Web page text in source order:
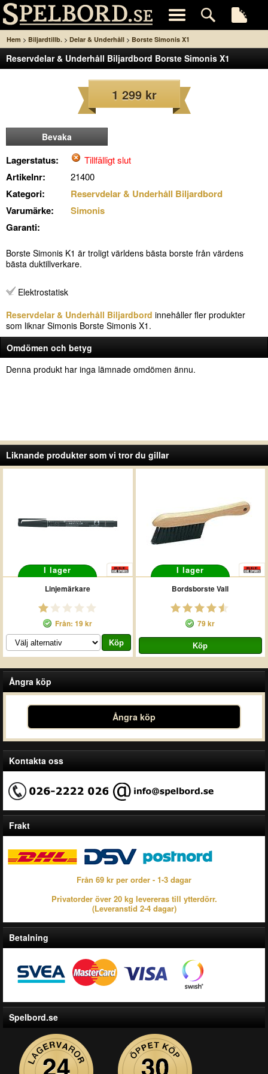
Hem > Biljardtillb. > Delar & Underhåll > Borste Simonis X1
Reservdelar & Underhåll Biljardbord Borste Simonis X1
1 299 kr
Bevaka
Lagerstatus: Tillfälligt slut
Artikelnr: 21400
Kategori:
Reservdelar & Underhåll Biljardbord
Varumärke:
Simonis
Garanti:
Borste Simonis K1 är troligt världens bästa borste från värdens
bästa duktillverkare.
Elektrostatisk
Reservdelar & Underhåll Biljardbord innehåller fler produkter
som liknar Simonis Borste Simonis X1.
Omdömen och betyg
Denna produkt har inga lämnade omdömen ännu.
Liknande produkter som vi tror du gillar
I lager
Linjemärkare
Från: 19 kr
I lager
Bordsborste Vall
79 kr
Ångra köp
Ångra köp
Kontakta oss
Frakt
Från 69 kr per order - 1-3 dagar
Privatorder över 20 kg levereras till ytterdörr.
(Leveranstid 2-4 dagar)
Betalning
Spelbord.se